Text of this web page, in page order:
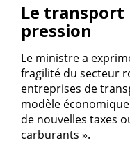
Le
pression
Le ministre a
fragilité du secteur
entreprises de
modèle
de nouvelles taxes
carburants ».